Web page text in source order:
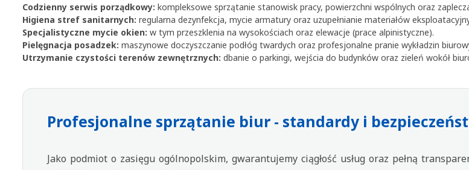
Codzienny serwis porządkowy: kompleksowe sprzątanie stanowisk pracy, powierzchni wspólnych oraz
Higiena stref sanitarnych: regularna dezynfekcja, mycie armatury oraz uzupełnianie materiałów
Specjalistyczne mycie okien: w tym przeszklenia na wysokościach oraz elewacje (prace alpinistyczne).
Pielęgnacja posadzek: maszynowe doczyszczanie podłóg twardych oraz profesjonalne pranie wykładzin
Utrzymanie czystości terenów zewnętrznych: dbanie o parkingi, wejścia do budynków oraz zieleń wokół
Profesjonalne sprzątanie biur - standardy i
Jako podmiot o zasięgu ogólnopolskim, gwarantujemy ciągłość usług oraz pełną